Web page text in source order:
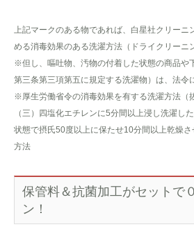
上記マークのある物であれば、白星社クリーニ
める消毒効果のある洗濯方法（ドライクリーニ
※但し、嘔吐物、汚物の付着した状態の商品や
第三条第三項第五に規定する洗濯物）は、法令
※厚生労働省令の消毒効果を有する洗濯方法（
（三）四塩化エチレンに5分間以上浸し洗濯し
状態で摂氏50度以上に保たせ10分間以上乾燥
方法
保管料＆抗菌加工がセットで
ン！